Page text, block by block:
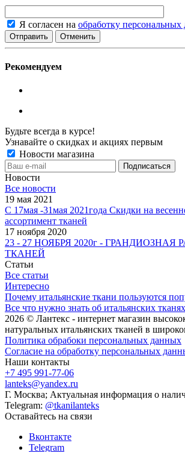
Я согласен на обработку
Отменить
Рекомендуем
Будьте всегда в курсе!
Узнавайте о скидках и акциях первым
Новости магазина
Новости
Все новости
19 мая 2021
С 17мая -31мая 2021года Скидки на
ассортимент тканей
17 ноября 2020
23 - 27 НОЯБРЯ 2020г -
ТКАНЕЙ
Статьи
Все статьи
Интересно
Почему итальянские ткани пользуются
Все что нужно знать об итальянских тканях
2026 © Лантекс - интернет магазин
натуральных итальянских тканей в
Политика обрабоки персональных данных
Согласие на обработку персональных
Наши контакты
+7 495 991-77-06
lanteks@yandex.ru
Г. Москва; Актуальная информация о
Telegram: @tkanilanteks
Оставайтесь на связи
Вконтакте
Telegram